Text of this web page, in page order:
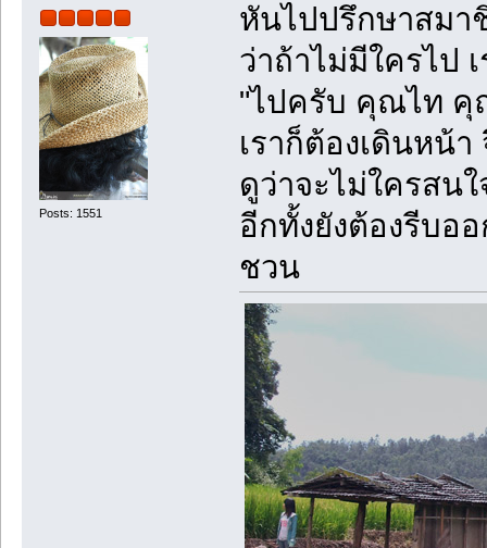
Posts: 1551
หันไปปรึกษาสมา
ว่าถ้าไม่มีใครไป
"ไปครับ คุณไท คุ
เราก็ต้องเดินหน้
ดูว่าจะไม่ใครสนใ
อีกทั้งยังต้องรีบอ
ชวน